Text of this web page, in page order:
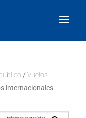
/ Vuelos
internacionales